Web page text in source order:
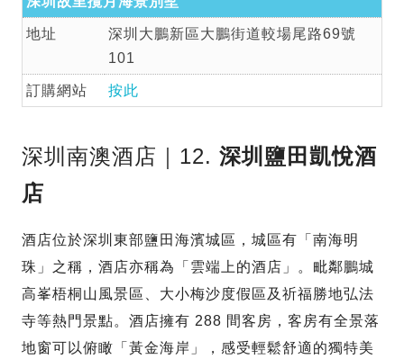
地址
深圳大鵬新區大鵬街道較場尾路69號
101
訂購網站 按此
深圳南澳酒店｜12. 深圳鹽田凱悅酒
店
酒店位於深圳東部鹽田海濱城區，城區有「南海明
珠」之稱，酒店亦稱為「雲端上的酒店」。毗鄰鵬城
高峯梧桐山風景區、大小梅沙度假區及祈福勝地弘法
寺等熱門景點。酒店擁有 288 間客房，客房有全景落
地窗可以俯瞰「黃金海岸」，感受輕鬆舒適的獨特美